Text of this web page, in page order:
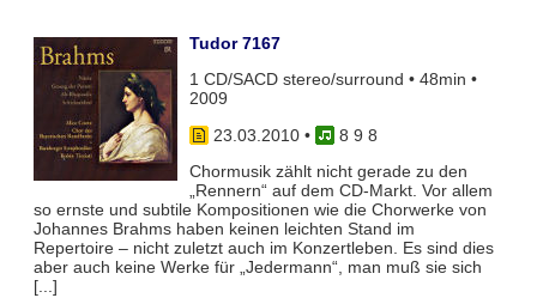
Tudor 7167
1 CD/SACD stereo/surround • 48min •
2009
23.03.2010•
8 9 8
Chormusik zählt nicht gerade zu den
„Rennern“ auf dem CD-Markt. Vor allem
so ernste und subtile Kompositionen wie die Chorwerke von
Johannes Brahms haben keinen leichten Stand im
Repertoire – nicht zuletzt auch im Konzertleben. Es sind dies
aber auch keine Werke für „Jedermann“, man muß sie sich
[...]